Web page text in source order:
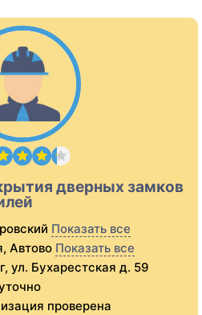
дверных замков
Показать все
Автово Показать все
ул. Бухарестская д. 59
проверена